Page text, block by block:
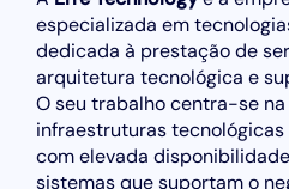
especializada em
dedicada à prestação de
arquitetura tecnológica e
O seu trabalho centra-se
infraestruturas tecnológicas
com elevada
sistemas que suportam o